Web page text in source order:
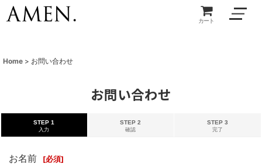
カート
Home > お問い合わせ
お問い合わせ
STEP 1
入力
STEP 2
確認
STEP 3
完了
お名前 [必須]